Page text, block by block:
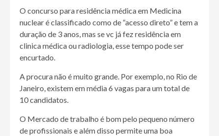
O concurso para residência médica em Medicina
nuclear é classificado como de “acesso direto” e tem a
duração de 3 anos, mas se vc já fez residência em
clinica médica ou radiologia, esse tempo pode ser
encurtado.
A procura não é muito grande. Por exemplo, no Rio de
Janeiro, existem em média 6 vagas para um total de
10 candidatos.
O Mercado de trabalho é bom pelo pequeno número
de profissionais e além disso permite uma boa